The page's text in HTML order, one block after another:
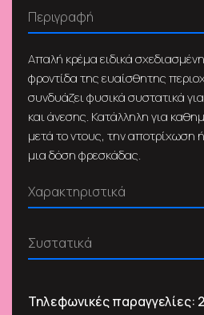
Περιγραφή
Απαλή κρέμα ειδικά
φροντίδα της ευαίσθητης
συνδυάζει φυσικά συστατικά
και άνεσης. Κατάλληλη για
μετά το ντους, την αποτρίχωση
μια δόση φρεσκάδας.
Χαρακτηριστικά
Συστατικά
Τηλεφωνικές παραγγελίες: